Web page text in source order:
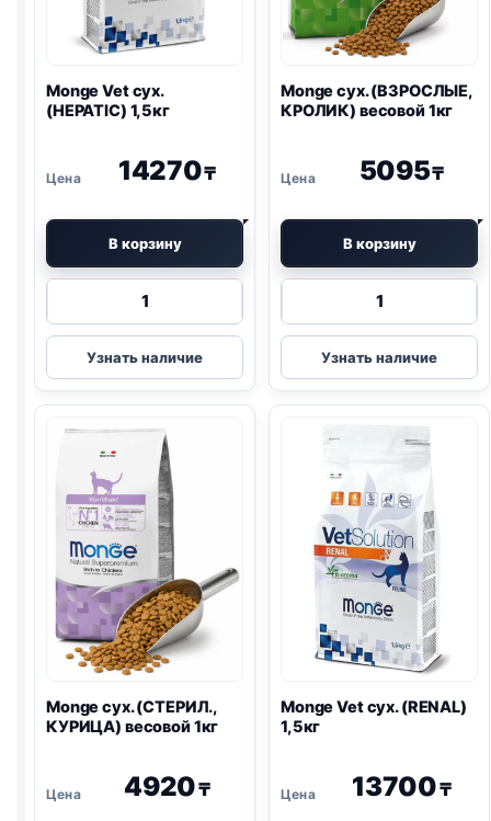
Monge Vet сух.
(HEPATIC) 1,5кг
14270₸
В корзину
Количество
Monge
Vet
сух.
1,5кг
Узнать наличие
Monge сух. (ВЗРОСЛЫЕ,
КРОЛИК) весовой 1кг
5095₸
В корзину
Количество
Monge
сух.
(ВЗРОСЛЫЕ,
весовой
Узнать наличие
Monge сух. (СТЕРИЛ.,
КУРИЦА) весовой 1кг
4920₸
Monge Vet сух. (RENAL)
1,5кг
13700₸